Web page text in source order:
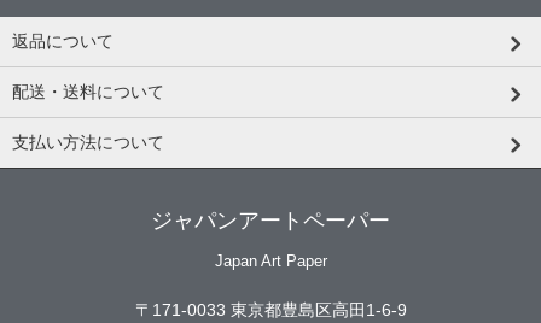
返品について
配送・送料について
支払い方法について
ジャパンアートペーパー
Japan Art Paper
〒171-0033 東京都豊島区高田1-6-9